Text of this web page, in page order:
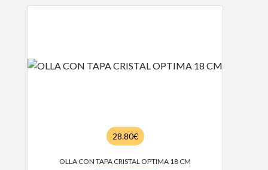
28.80€
OLLA CON TAPA CRISTAL OPTIMA 18 CM